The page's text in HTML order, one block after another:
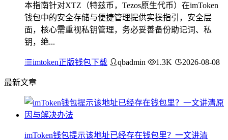
本指南针对XTZ（特兹币，Tezos原生代币）在imToken
钱包中的安全存储与便捷管理提供实操指引，安全层
面，核心需重视私钥管理，务必妥善备份助记词、私
钥，绝...
imtoken正版钱包下载 qbadmin 1.3K 2026-08-08
最新文章
imToken钱包提示该地址已经存在钱包里？一文讲清